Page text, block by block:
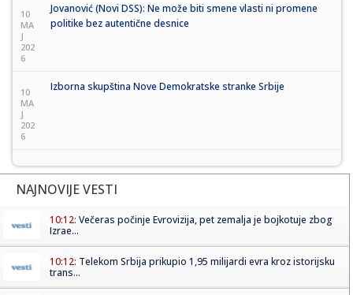
10
MA
J
202
6
Jovanović (Novi DSS): Ne može biti smene vlasti ni promene
politike bez autentične desnice
10
MA
J
202
6
Izborna skupština Nove Demokratske stranke Srbije
NAJNOVIJE VESTI
10:12: Večeras počinje Evrovizija, pet zemalja je bojkotuje zbog
Izrae...
10:12: Telekom Srbija prikupio 1,95 milijardi evra kroz istorijsku
trans...